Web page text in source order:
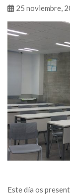
25 noviembre,
Este día os